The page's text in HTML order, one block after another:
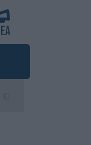
ανάμεσα